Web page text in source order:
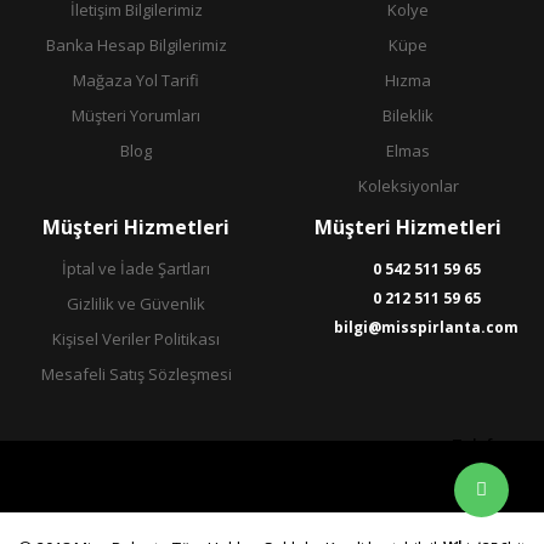
İletişim Bilgilerimiz
Banka Hesap Bilgilerimiz
Mağaza Yol Tarifi
Müşteri Yorumları
Blog
Kolye
Küpe
Hızma
Bileklik
Elmas
Koleksiyonlar
Müşteri Hizmetleri
İptal ve İade Şartları
Gizlilik ve Güvenlik
Kişisel Veriler Politikası
Mesafeli Satış Sözleşmesi
Müşteri Hizmetleri
0 542 511 59 65
0 212 511 59 65
bilgi@misspirlanta.com